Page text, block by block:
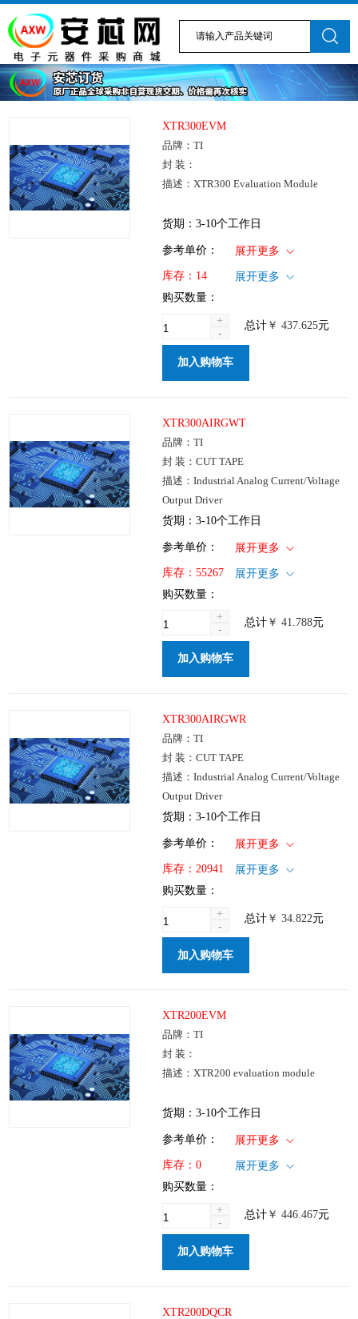
XTR300EVM
品牌：TI
封 装：
描述：XTR300 Evaluation Module
货期：3-10个工作日
参考单价： 1+: ￥437.625
展开更多
库存： 14
仓库：国内
展开更多
购买数量：
+
-
总计￥ 437.625元
加入购物车
XTR300AIRGWT
品牌：TI
封 装：CUT TAPE
描述：Industrial Analog Current/Voltage
Output Driver
货期：3-10个工作日
参考单价： 1+: ￥41.788
: ￥33.312
展开更多
库存： 55267
仓库：国内
展开更多
购买数量：
+
-
总计￥ 41.788元
加入购物车
XTR300AIRGWR
品牌：TI
封 装：CUT TAPE
描述：Industrial Analog Current/Voltage
Output Driver
货期：3-10个工作日
参考单价： 1+: ￥34.822
: ￥27.758
展开更多
库存： 20941
仓库：国内
展开更多
购买数量：
+
-
总计￥ 34.822元
加入购物车
XTR200EVM
品牌：TI
封 装：
描述：XTR200 evaluation module
货期：3-10个工作日
参考单价： 1+: ￥446.467
展开更多
库存： 0
仓库：国内
展开更多
购买数量：
+
-
总计￥ 446.467元
加入购物车
XTR200DQCR